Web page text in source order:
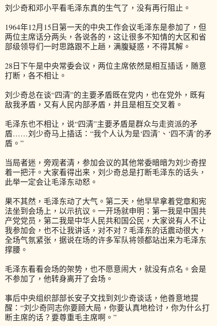
刘少奇和邓小平看毛泽东真的生气了，没有再行阻止。
1964年12月15日第一天的中央工作会议毛泽东是参加了，但
两位主席话分两头，各说各的，这让很多不知情的大区和省
部级领导们一时思路跟不上趟，满腹疑惑，不得其解。
28日下午是中央常委会议，两位主席依然是相互插话，随意
打断，各不相让。
刘少奇总在谈“四清”的主要矛盾既在党内，也在党外，既有
敌我矛盾，又有人民内部矛盾，并且是相互交叉着。
毛泽东也不相让，说“四清”主要矛盾是群众与走资派的矛
盾……刘少奇马上插话：“我个人认为是‘四清’、‘四不清’的矛
盾。”
当局者迷，旁观者清，参加会议的其他常委暗暗为刘少奇捏
着一把汗。大家看得出来，刘少奇总是打断毛泽东的话头，
此举一定会让毛泽东动怒。
果不其然，毛泽东动了大气。第二天，他早早拿着党章和宪
法坐到会场上，以示抗议。一开场就申明：第一我是中国共
产党党员，第二我是中华人民共和国公民，大家说有人不让
我参加会，也不让我讲话，对不对？毛泽东的话震动很大，
全场气氛紧张，据说在场的许多军队将领都站出来为毛泽东
撑腰。
毛泽东看看会场的架势，也不愿意闹大，就没有点名。会是
不参加了，他转身离开了会场。
事后中央组织部部长安子文找到刘少奇谈话，他善意地提
醒：“刘少奇同志你要顾大局，你要认真地检讨，你为什么打
断主席的话？要尊重毛主席啊。”